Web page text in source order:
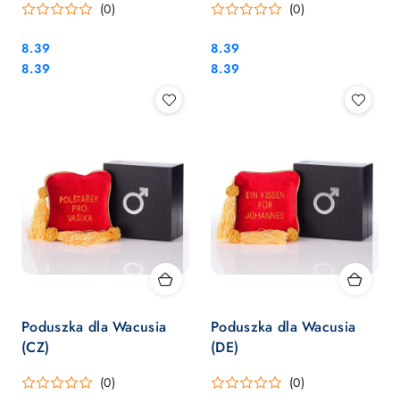
(0)
Cena:
8.39
Cena:
8.39
(0)
Cena:
8.39
Cena:
8.39
Poduszka dla Wacusia
(CZ)
(0)
Poduszka dla Wacusia
(DE)
(0)